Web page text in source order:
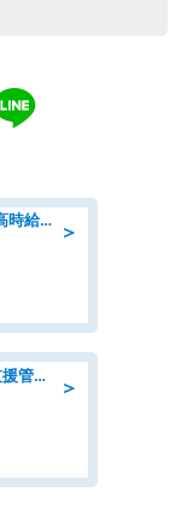
＞
梱包・仕分け・検品/働きやすくて高時給の仕分け作業長期休暇充実/残業なし
＞
放課後等デイサービスの児童発達支援管理責任者